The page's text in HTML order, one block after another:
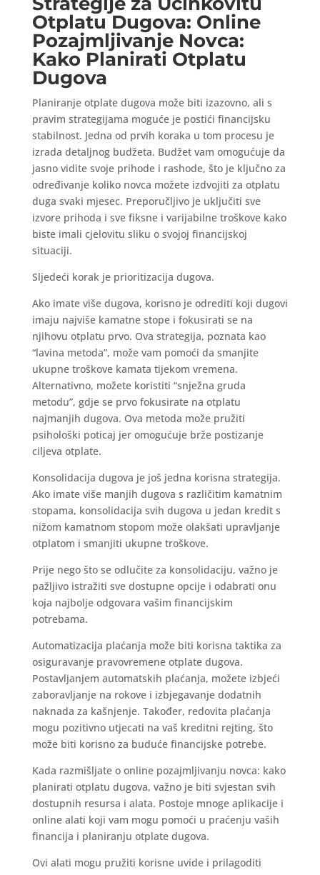
Otplatu Dugova: Online
Pozajmljivanje Novca:
Kako Planirati Otplatu
Dugova
Planiranje otplate dugova može biti izazovno, ali s
pravim strategijama moguće je postići financijsku
stabilnost. Jedna od prvih koraka u tom procesu je
izrada detaljnog budžeta. Budžet vam omogućuje da
jasno vidite svoje prihode i rashode, što je ključno za
određivanje koliko novca možete izdvojiti za otplatu
duga svaki mjesec. Preporučljivo je uključiti sve
izvore prihoda i sve fiksne i varijabilne troškove kako
biste imali cjelovitu sliku o svojoj financijskoj
situaciji.
Sljedeći korak je prioritizacija dugova.
Ako imate više dugova, korisno je odrediti koji dugovi
imaju najviše kamatne stope i fokusirati se na
njihovu otplatu prvo. Ova strategija, poznata kao
“lavina metoda”, može vam pomoći da smanjite
ukupne troškove kamata tijekom vremena.
Alternativno, možete koristiti “snježna gruda
metodu”, gdje se prvo fokusirate na otplatu
najmanjih dugova. Ova metoda može pružiti
psihološki poticaj jer omogućuje brže postizanje
ciljeva otplate.
Konsolidacija dugova je još jedna korisna strategija.
Ako imate više manjih dugova s različitim kamatnim
stopama, konsolidacija svih dugova u jedan kredit s
nižom kamatnom stopom može olakšati upravljanje
otplatom i smanjiti ukupne troškove.
Prije nego što se odlučite za konsolidaciju, važno je
pažljivo istražiti sve dostupne opcije i odabrati onu
koja najbolje odgovara vašim financijskim
potrebama.
Automatizacija plaćanja može biti korisna taktika za
osiguravanje pravovremene otplate dugova.
Postavljanjem automatskih plaćanja, možete izbjeći
zaboravljanje na rokove i izbjegavanje dodatnih
naknada za kašnjenje. Također, redovita plaćanja
mogu pozitivno utjecati na vaš kreditni rejting, što
može biti korisno za buduće financijske potrebe.
Kada razmišljate o online pozajmljivanju novca: kako
planirati otplatu dugova, važno je biti svjestan svih
dostupnih resursa i alata. Postoje mnoge aplikacije i
online alati koji vam mogu pomoći u praćenju vaših
financija i planiranju otplate dugova.
Ovi alati mogu pružiti korisne uvide i prilagoditi